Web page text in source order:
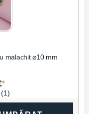
malachit ⌀10 mm
*
(1)